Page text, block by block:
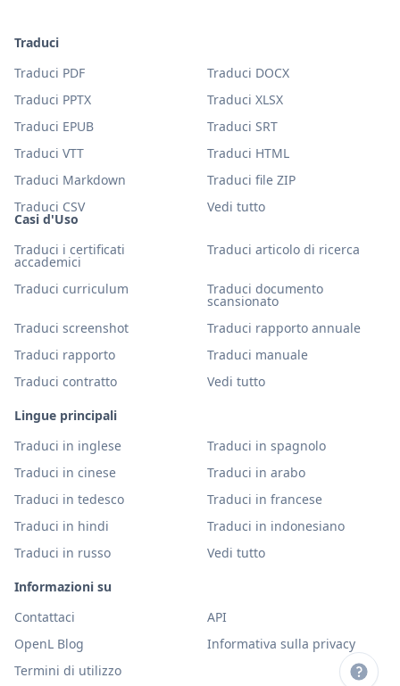
Casi d'Uso
Traduci i certificati
accademici
Traduci articolo di ricerca
Traduci curriculum Traduci documento
scansionato
Traduci screenshot
Traduci rapporto annuale
Traduci rapporto
Traduci manuale
Traduci contratto
Vedi tutto
Lingue principali
Traduci in inglese
Traduci in spagnolo
Traduci in cinese
Traduci in arabo
Traduci in tedesco
Traduci in francese
Traduci in hindi
Traduci in indonesiano
Traduci in russo
Vedi tutto
Traduci
Traduci PDF
Traduci DOCX
Traduci PPTX
Traduci XLSX
Traduci EPUB
Traduci SRT
Traduci VTT
Traduci HTML
Traduci Markdown
Traduci file ZIP
Traduci CSV
Vedi tutto
Informazioni su
Contattaci
API
OpenL Blog
Informativa sulla privacy
Termini di utilizzo